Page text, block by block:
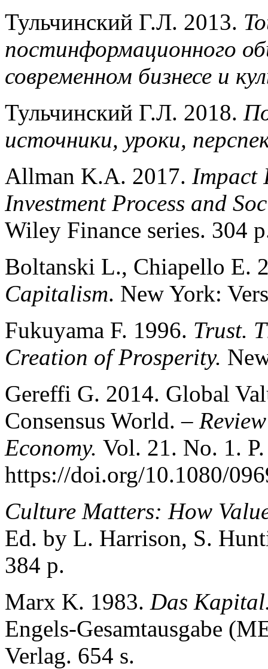
Тульчинский Г.Л. 2013.
постинформационного
современном бизнесе и
Тульчинский Г.Л. 2018.
источники, уроки,
Allman K.A. 2017. Impact
Investment Process and
Wiley Finance series. 304
Boltanski L., Chiapello E.
Capitalism. New York:
Fukuyama F. 1996. Trust.
Creation of Prosperity.
Gereffi G. 2014. Global
Consensus World. –
Economy. Vol. 21. No. 1.
https://doi.org/10.1080/
Culture Matters: How
Ed. by L. Harrison, S.
384 p.
Marx K. 1983. Das
Engels-Gesamtausgabe
Verlag. 654 s.